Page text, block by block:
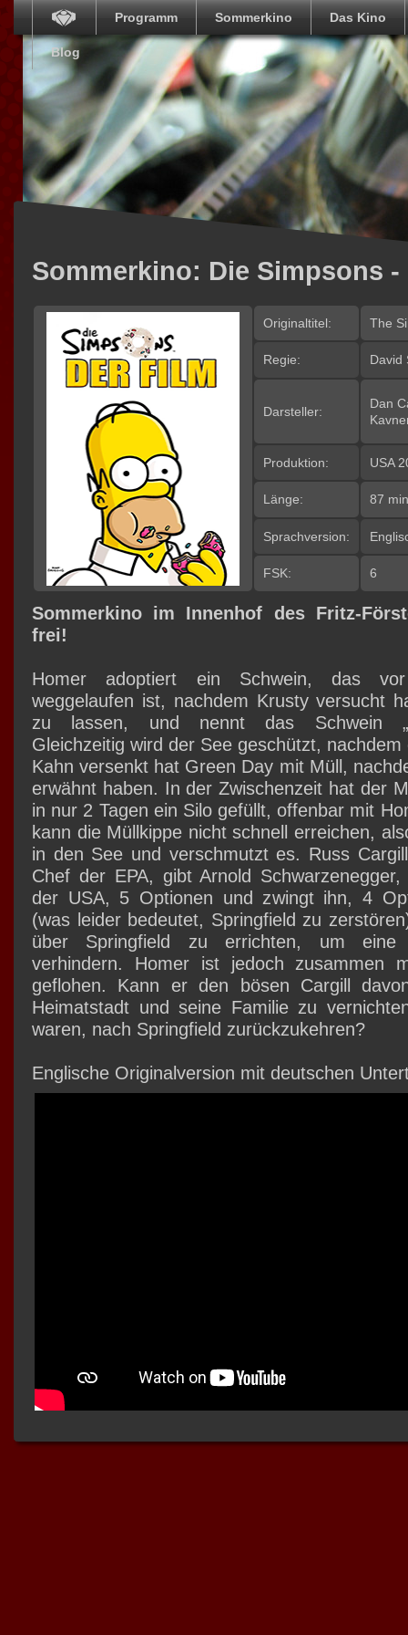
Programm Sommerkino Das Kino
Blog
Sommerkino: Die Simpsons -
Originaltitel: The
Regie: David
Darsteller:
Dan
Produktion: USA
Länge: 87 min
Sprachversion:
FSK: 6
Sommerkino im Innenhof des Fritz-
frei!
Homer adoptiert ein Schwein, das
weggelaufen ist, nachdem Krusty versucht
zu lassen, und nennt das Schwein
Gleichzeitig wird der See geschützt,
Kahn versenkt hat Green Day mit Müll,
erwähnt haben. In der Zwischenzeit hat der
in nur 2 Tagen ein Silo gefüllt, offenbar mit
kann die Müllkippe nicht schnell erreichen,
in den See und verschmutzt es. Russ
Chef der EPA, gibt Arnold
der USA, 5 Optionen und zwingt ihn, 4
(was leider bedeutet, Springfield zu
über Springfield zu errichten, um eine
verhindern. Homer ist jedoch zusammen
geflohen. Kann er den bösen Cargill
Heimatstadt und seine Familie zu
waren, nach Springfield zurückzukehren?
Englische Originalversion mit deutschen